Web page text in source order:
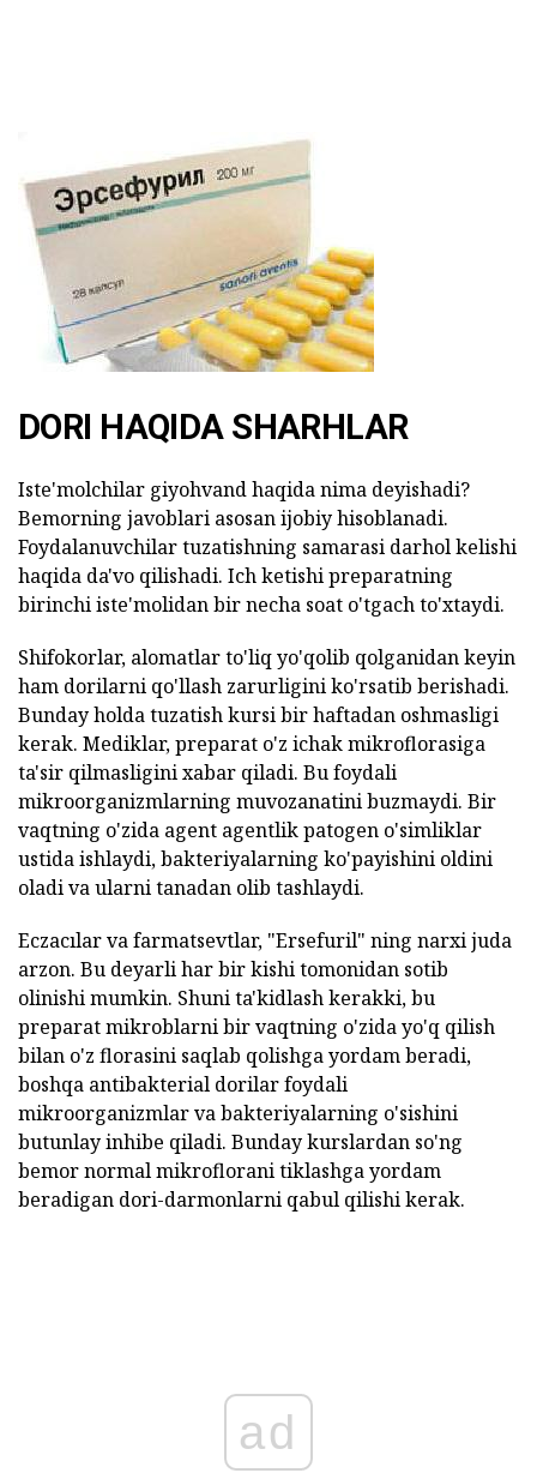
DORI HAQIDA SHARHLAR
Iste'molchilar giyohvand haqida nima deyishadi?
Bemorning javoblari asosan ijobiy hisoblanadi.
Foydalanuvchilar tuzatishning samarasi darhol kelishi
haqida da'vo qilishadi. Ich ketishi preparatning
birinchi iste'molidan bir necha soat o'tgach to'xtaydi.
Shifokorlar, alomatlar to'liq yo'qolib qolganidan keyin
ham dorilarni qo'llash zarurligini ko'rsatib berishadi.
Bunday holda tuzatish kursi bir haftadan oshmasligi
kerak. Mediklar, preparat o'z ichak mikroflorasiga
ta'sir qilmasligini xabar qiladi. Bu foydali
mikroorganizmlarning muvozanatini buzmaydi. Bir
vaqtning o'zida agent agentlik patogen o'simliklar
ustida ishlaydi, bakteriyalarning ko'payishini oldini
oladi va ularni tanadan olib tashlaydi.
Eczacılar va farmatsevtlar, "Ersefuril" ning narxi juda
arzon. Bu deyarli har bir kishi tomonidan sotib
olinishi mumkin. Shuni ta'kidlash kerakki, bu
preparat mikroblarni bir vaqtning o'zida yo'q qilish
bilan o'z florasini saqlab qolishga yordam beradi,
boshqa antibakterial dorilar foydali
mikroorganizmlar va bakteriyalarning o'sishini
butunlay inhibe qiladi. Bunday kurslardan so'ng
bemor normal mikroflorani tiklashga yordam
beradigan dori-darmonlarni qabul qilishi kerak.
ad